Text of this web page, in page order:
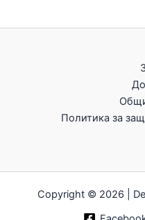
Политика за
Copyright © 2026 |